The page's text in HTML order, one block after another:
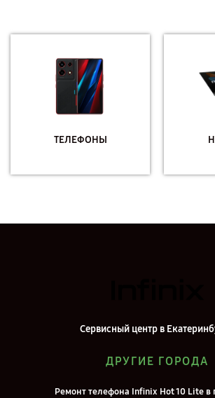
ТЕЛЕФОНЫ
Сервисный центр в
ДРУГИЕ ГОРОДА
Ремонт телефона Infinix Hot 10 Lite в